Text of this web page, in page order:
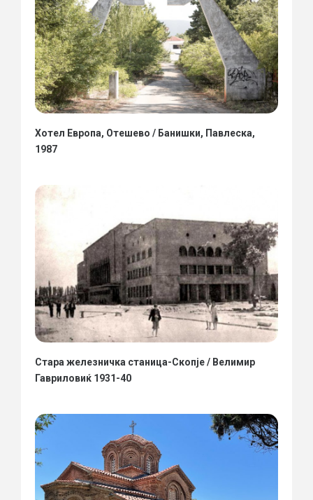
Хотел Европа, Отешево / Банишки, Павлеска,
1987
Стара железничка станица-Скопје / Велимир
Гавриловиќ 1931-40